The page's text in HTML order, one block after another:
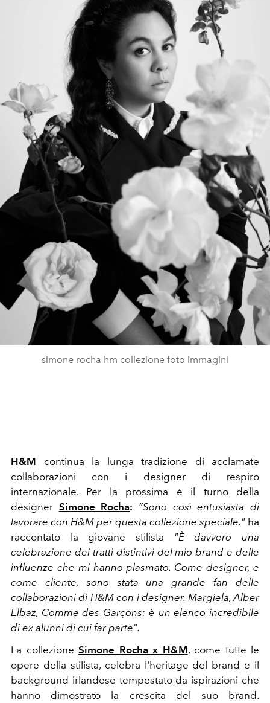
simone rocha hm collezione foto immagini
H&M continua la lunga tradizione di acclamate
collaborazioni con i designer di respiro
internazionale. Per la prossima è il turno della
designer Simone Rocha: “Sono così entusiasta di
lavorare con H&M per questa collezione speciale." ha
raccontato la giovane stilista
"È davvero una
celebrazione dei tratti distintivi del mio brand e delle
influenze che mi hanno plasmato. Come designer, e
come cliente, sono stata una grande fan delle
collaborazioni di H&M con i designer. Margiela, Alber
Elbaz, Comme des Garçons: è un elenco incredibile
di ex alunni di cui far parte".
La collezione Simone Rocha x H&M, come tutte le
opere della stilista, celebra l'heritage del brand e il
background irlandese tempestato da ispirazioni che
hanno dimostrato la crescita del suo brand.